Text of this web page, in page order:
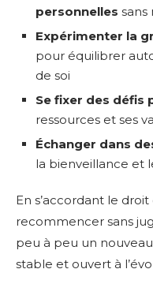
personnelles sans
Expérimenter la
pour équilibrer
de soi
Se fixer des défis
ressources et ses
Échanger dans
la bienveillance et
En s’accordant le droit
recommencer sans
peu à peu un
stable et ouvert à